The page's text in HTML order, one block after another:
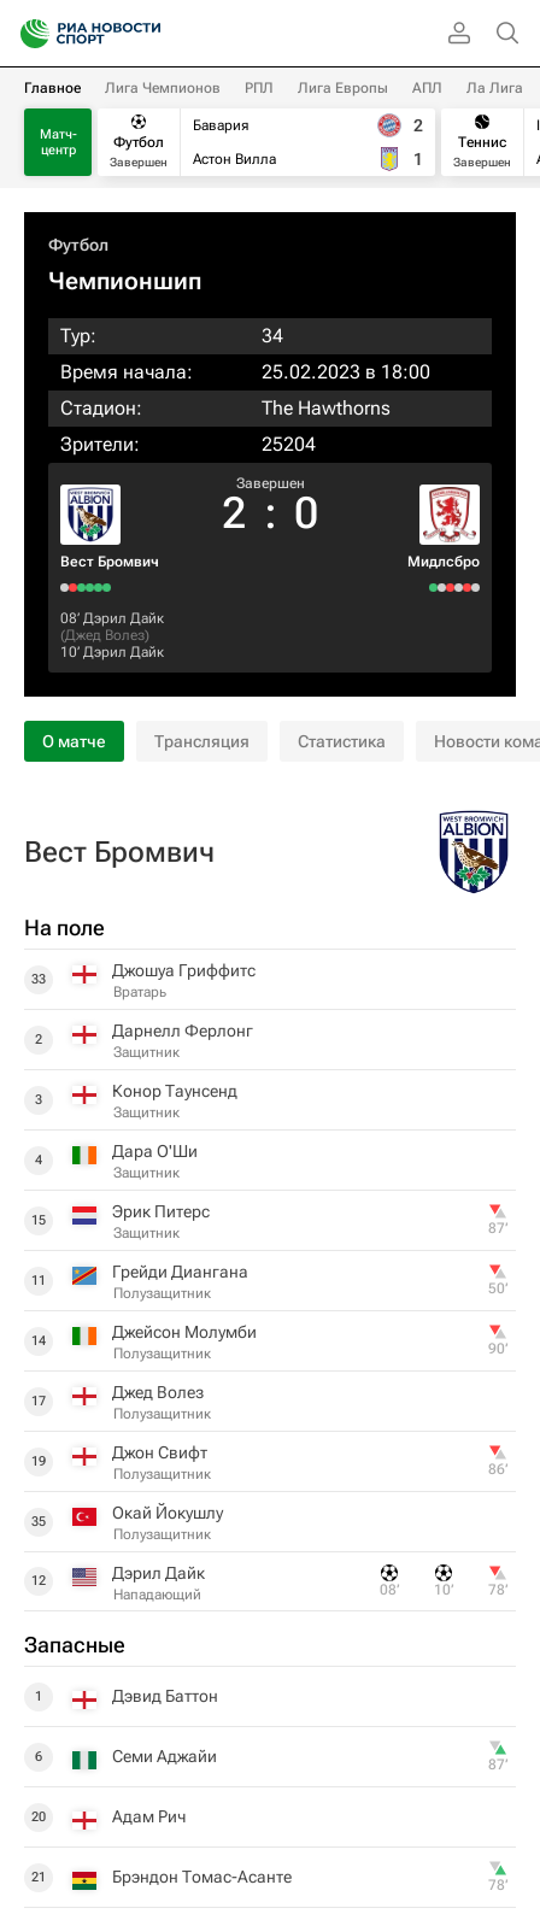
Главное Лига Чемпионов РПЛ Лига Европы АПЛ Ла Лига
Матч-
центр
Футбол
Завершен
Бавария
Астон Вилла
2
1
Теннис
Завершен
Футбол
Чемпионшип
Тур:
34
Время начала:
25.02.2023 в 18:00
Стадион:
The Hawthorns
Зрители:
25204
Вест Бромвич
Завершен
2 : 0
Мидлсбро
08‎’‎ Дэрил Дайк
(Джед Волез)
10‎’‎ Дэрил Дайк
О матче Трансляция Статистика Новости
Вест Бромвич
На поле
33 Джошуа Гриффитс
Вратарь
2 Дарнелл Ферлонг
Защитник
3 Конор Таунсенд
Защитник
4 Дара О'Ши
Защитник
15 Эрик Питерс
Защитник 87‎’‎
11 Грейди Диангана
Полузащитник 50‎’‎
14 Джейсон Молумби
Полузащитник 90‎’‎
17 Джед Волез
Полузащитник
19 Джон Свифт
Полузащитник 86‎’‎
35 Окай Йокушлу
Полузащитник
12 Дэрил Дайк
Нападающий 08‎’‎ 10‎’‎ 78‎’‎
Запасные
1 Дэвид Баттон
6 Семи Аджайи 87‎’‎
20 Адам Рич
21 Брэндон Томас-Асанте 78‎’‎